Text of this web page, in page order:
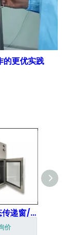
更优实践
无尘室动态传递窗/ GMP 传递窗在Pharma中通过盒子
价